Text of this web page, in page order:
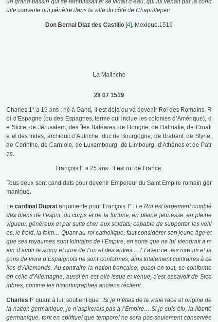
un grand bassin qui se remplissait et se vidait d’eau, qui lui venait par la cond
uite couverte qui pénètre dans la ville du côté de Chapultepec.
Don Bernal Diaz des Castillo [4]. Mexique.1519
La Malinche
28 07 1519
Charles 1° a 19 ans : né à Gand, il est déjà ou va devenir Roi des Romains, R
oi d’Espagne (ou des Espagnes, terme qui inclue les colonies d’Amérique), d
e Sicile, de Jérusalem, des îles Baléares, de Hongrie, de Dalmatie, de Croati
e et des Indes, archiduc d’Autriche, duc de Bourgogne, de Brabant, de Styrie,
de Corinthe, de Carniole, de Luxembourg, de Limbourg, d’Athènes et de Patr
as.
François I° a 25 ans : il est roi de France.
Tous deux sont candidats pour devenir Empereur du Saint Empire romain ger
manique.
Lecardinal Duprat argumente pour François I° : Le Roi est largement comblé
des biens de l’esprit, du corps et de la fortune, en pleine jeunesse, en pleine
vigueur, généreux et par suite cher aux soldats, capable de supporter les veill
es, le froid, la faim… Quant au roi catholique, faut considérer son jeune âge et
que ses royaumes sont lointains de l’Empire, en sorte que ne lui viendrait à m
ain d’avoir le soing et cure de l’un et des autres… Et avec ce, les mœurs et fa
çons de vivre d’Espaignols ne sont conformes, ains totalement contraires à ce
lles d’Allemands. Au contraire la nation française, quasi en tout, se conforme
en celle d’Allemagne, aussi en est-elle issue et venue, c’est assavoir de Sica
mbres, comme les historiographes anciens récitent.
Charles I° quant à lui, soutient que :Si je n’étais de la vraie race et origine de
la nation germanique, je n’aspirerais pas à l’Empire… Si je suis élu, la liberté
germanique, tant en spirituel que temporel ne sera pas seulement conservée